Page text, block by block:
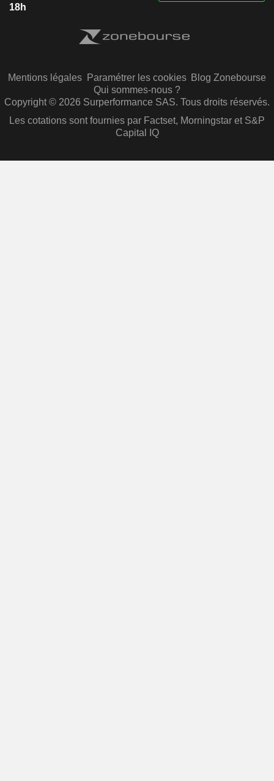
18h
Mentions légales Paramétrer les cookies Blog Zonebourse
Qui sommes-nous ?
Copyright © 2026 Surperformance SAS. Tous droits réservés.
Les cotations sont fournies par Factset, Morningstar et S&P
Capital IQ